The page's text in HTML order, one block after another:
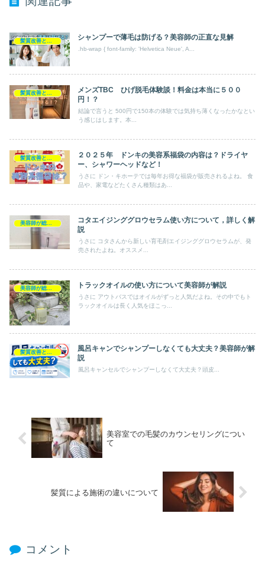
シャンプーで薄毛は防げる？美容師の正直な見解
.hb-wrap { font-family: 'Helvetica Neue', A...
髪質改善とヘアの疑問
メンズTBC ひげ脱毛体験談！料金は本当に５００
円！？
結論で言うと 500円で150本の体験では気持ち薄くなったかなとい
う感じはします。本...
髪質改善とヘアの疑問
２０２５年 ドンキの美容系福袋の内容は？ドライヤ
ー、シャワーヘッドなど！
うさに ドン・キホーテでは毎年お得な福袋が販売されるよね。 食
品や、家電などたくさん種類はあ...
美容師が総評ヘアケア製品
コタエイジンググロウセラム使い方について，詳しく解
説
うさに コタさんから新しい育毛剤エイジンググロウセラムが、発
売されたよね。オススメ...
トラックオイルの使い方について美容師が解説
うさに アウトバスではオイルがずっと人気だよね。その中でもト
ラックオイルは長く人気をほこっ...
風呂キャンでシャンプーしなくても大丈夫？美容師が解
説
風呂キャンセルでシャンプーしなくて大丈夫？頭皮...
美容室での毛髪のカウンセリングについ
て
髪質による施術の違いについて
コメント